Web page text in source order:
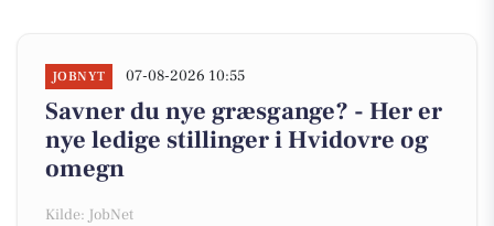
JOBNYT 07-08-2026 10:55
Savner du nye græsgange? - Her er
nye ledige stillinger i Hvidovre og
omegn
Kilde: JobNet